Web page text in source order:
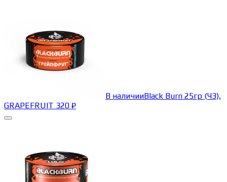
В наличииBlack Burn 25гр (ЧЗ),
GRAPEFRUIT 320 ₽